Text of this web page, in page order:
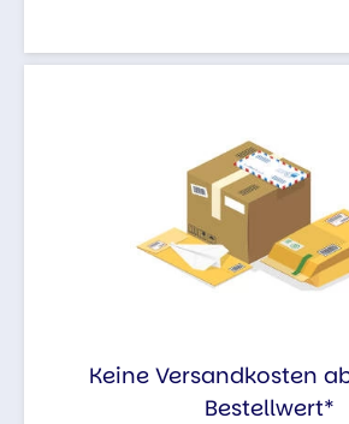
Keine Versandkosten
Bestellwert*